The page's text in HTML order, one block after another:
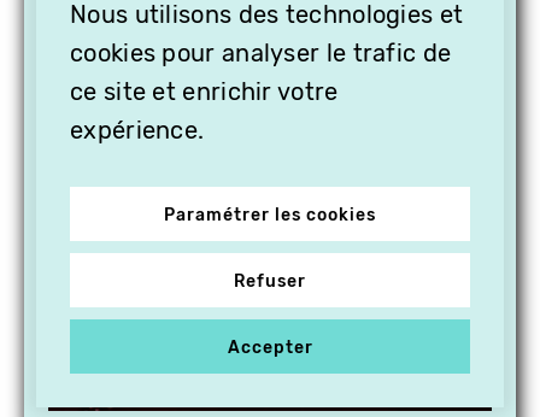
Nous utilisons des technologies et
cookies pour analyser le trafic de
ce site et enrichir votre
expérience.
Paramétrer les cookies
Refuser
Accepter
OFFREZ LA VIDÉO EN
CADEAU, ABONNEZ VOS
PROCHES À VITHÈQUE !